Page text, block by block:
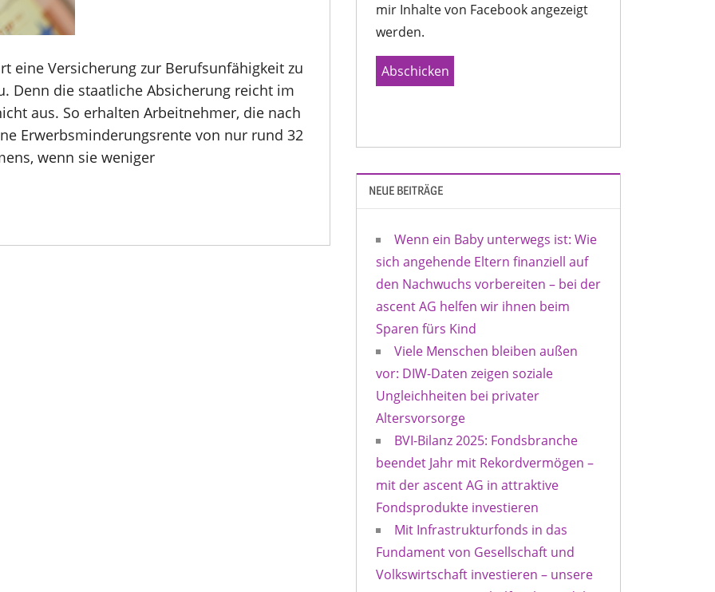
eine Versicherung zur Berufsunfähigkeit zu
Denn die staatliche Absicherung reicht im
aus. So erhalten Arbeitnehmer, die nach
Erwerbsminderungsrente von nur rund 32
wenn sie weniger
mir Inhalte von Facebook angezeigt
werden.
Abschicken
NEUE BEITRÄGE
Wenn ein Baby unterwegs ist: Wie
sich angehende Eltern finanziell auf
den Nachwuchs vorbereiten – bei der
ascent AG helfen wir ihnen beim
Sparen fürs Kind
Viele Menschen bleiben außen
vor: DIW-Daten zeigen soziale
Ungleichheiten bei privater
Altersvorsorge
BVI-Bilanz 2025: Fondsbranche
beendet Jahr mit Rekordvermögen –
mit der ascent AG in attraktive
Fondsprodukte investieren
Mit Infrastrukturfonds in das
Fundament von Gesellschaft und
Volkswirtschaft investieren – unsere